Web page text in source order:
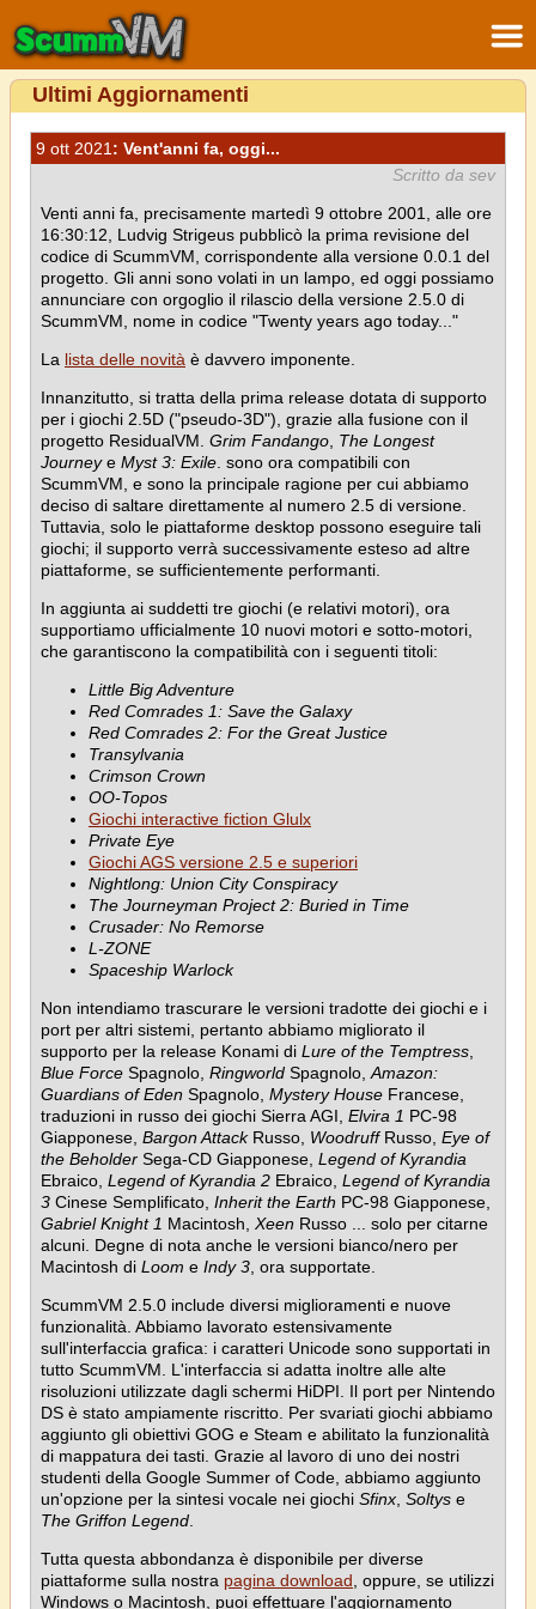
Ultimi Aggiornamenti
9 ott 2021 : Vent'anni fa, oggi...
Scritto da sev
Venti anni fa, precisamente martedì 9 ottobre 2001, alle ore
16:30:12, Ludvig Strigeus pubblicò la prima revisione del
codice di ScummVM, corrispondente alla versione 0.0.1 del
progetto. Gli anni sono volati in un lampo, ed oggi possiamo
annunciare con orgoglio il rilascio della versione 2.5.0 di
ScummVM, nome in codice "Twenty years ago today..."
La lista delle novità è davvero imponente.
Innanzitutto, si tratta della prima release dotata di supporto
per i giochi 2.5D ("pseudo-3D"), grazie alla fusione con il
progetto ResidualVM. Grim Fandango The Longest
Journeye Myst 3: Exile . sono ora compatibili con
ScummVM, e sono la principale ragione per cui abbiamo
deciso di saltare direttamente al numero 2.5 di versione.
Tuttavia, solo le piattaforme desktop possono eseguire tali
giochi; il supporto verrà successivamente esteso ad altre
piattaforme, se sufficientemente performanti.
In aggiunta ai suddetti tre giochi (e relativi motori), ora
supportiamo ufficialmente 10 nuovi motori e sotto-motori,
che garantiscono la compatibilità con i seguenti titoli:
Little Big Adventure
Red Comrades 1: Save the Galaxy
Red Comrades 2: For the Great Justice
Transylvania
Crimson Crown
OO-Topos
Giochi interactive fiction Glulx
Private Eye
Giochi AGS versione 2.5 e superiori
Nightlong: Union City Conspiracy
The Journeyman Project 2: Buried in Time
Crusader: No Remorse
L-ZONE
Spaceship Warlock
Non intendiamo trascurare le versioni tradotte dei giochi e i
port per altri sistemi, pertanto abbiamo migliorato il
supporto per la release Konami di Lure of the Temptress
Blue Force Spagnolo, Ringworld Spagnolo, Amazon:
Guardians of Eden Spagnolo, Mystery House Francese,
traduzioni in russo dei giochi Sierra AGI, Elvira 1 PC-98
Giapponese, Bargon AttackRusso, WoodruffRusso, Eye of
the Beholder Sega-CD Giapponese, Legend of Kyrandia
Ebraico, Legend of Kyrandia 2 Ebraico, Legend of Kyrandia
3 Cinese Semplificato, Inherit the Earth PC-98 Giapponese,
Gabriel Knight 1 Macintosh, Xeen Russo ... solo per citarne
alcuni. Degne di nota anche le versioni bianco/nero per
Macintosh di Loom e Indy 3 , ora supportate.
ScummVM 2.5.0 include diversi miglioramenti e nuove
funzionalità. Abbiamo lavorato estensivamente
sull'interfaccia grafica: i caratteri Unicode sono supportati in
tutto ScummVM. L'interfaccia si adatta inoltre alle alte
risoluzioni utilizzate dagli schermi HiDPI. Il port per Nintendo
DS è stato ampiamente riscritto. Per svariati giochi abbiamo
aggiunto gli obiettivi GOG e Steam e abilitato la funzionalità
di mappatura dei tasti. Grazie al lavoro di uno dei nostri
studenti della Google Summer of Code, abbiamo aggiunto
un'opzione per la sintesi vocale nei giochi Sfinx Soltys e
The Griffon Legend
Tutta questa abbondanza è disponibile per diverse
piattaforme sulla nostra pagina download , oppure, se utilizzi
Windows o Macintosh, puoi effettuare l'aggiornamento